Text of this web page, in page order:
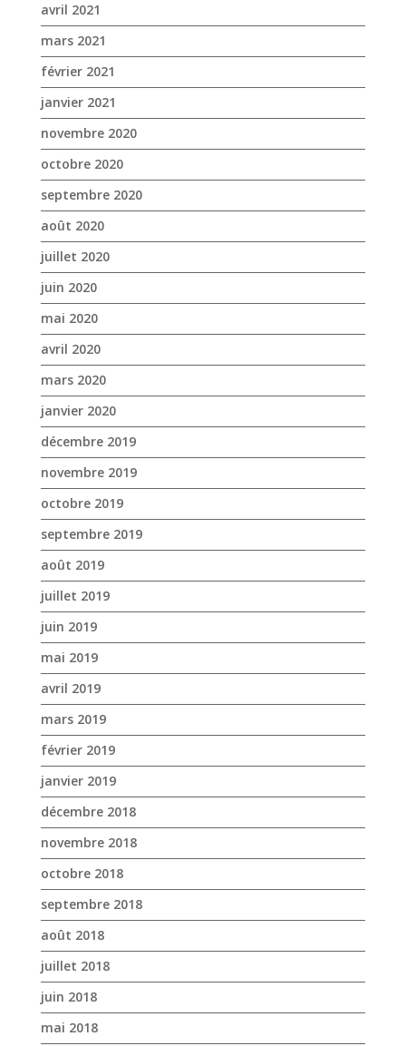
octobre 2020
septembre 2020
août 2020
juillet 2020
juin 2020
mai 2020
avril 2020
mars 2020
janvier 2020
décembre 2019
novembre 2019
octobre 2019
septembre 2019
août 2019
juillet 2019
juin 2019
mai 2019
avril 2019
mars 2019
février 2019
janvier 2019
décembre 2018
novembre 2018
octobre 2018
septembre 2018
août 2018
juillet 2018
juin 2018
mai 2018
avril 2018
mars 2018
février 2018
janvier 2018
décembre 2017